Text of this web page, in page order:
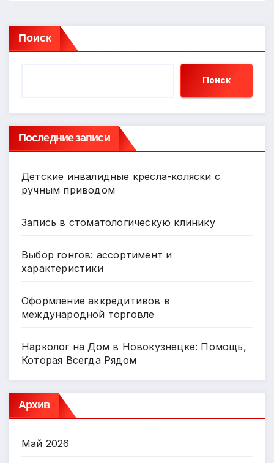
Поиск
Поиск
Последние записи
Детские инвалидные кресла-коляски с
ручным приводом
Запись в стоматологическую клинику
Выбор гонгов: ассортимент и
характеристики
Оформление аккредитивов в
международной торговле
Нарколог на Дом в Новокузнецке: Помощь,
Которая Всегда Рядом
Архив
Май 2026